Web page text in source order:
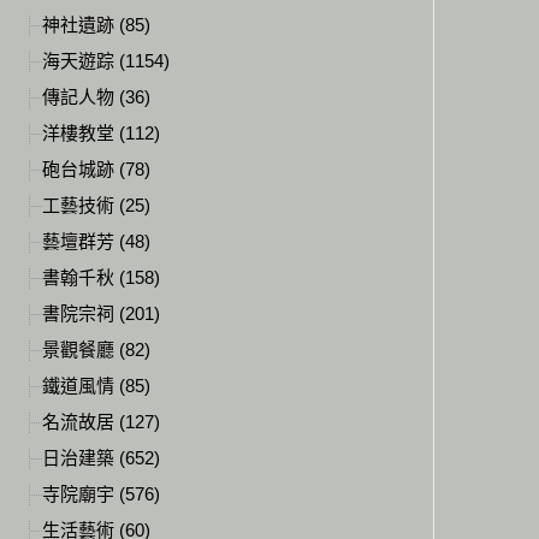
神社遺跡 (85)
海天遊踪 (1154)
傳記人物 (36)
洋樓教堂 (112)
砲台城跡 (78)
工藝技術 (25)
藝壇群芳 (48)
書翰千秋 (158)
書院宗祠 (201)
景觀餐廳 (82)
鐵道風情 (85)
名流故居 (127)
日治建築 (652)
寺院廟宇 (576)
生活藝術 (60)